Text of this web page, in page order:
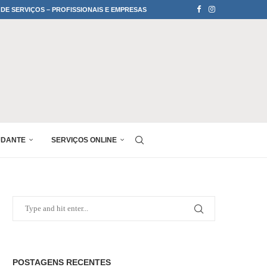
SERVIÇOS – PROFISSIONAIS E EMPRESAS
SERVIÇOS ONLINE
POSTAGENS RECENTES